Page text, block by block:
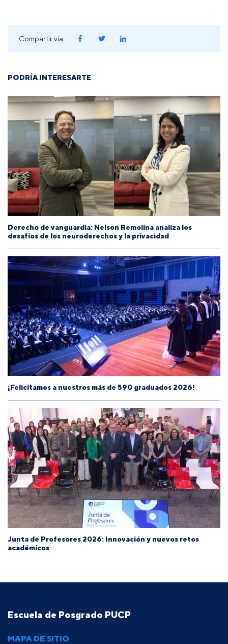
Compartir vía
PODRÍA INTERESARTE
Derecho de vanguardia: Nelson Remolina analiza los
desafíos de los neuroderechos y la privacidad
¡Felicitamos a nuestros más de 590 graduados 2026!
Junta de Profesores 2026: Innovación y nuevos retos
académicos
Escuela de Posgrado PUCP
MAPA DE SITIO